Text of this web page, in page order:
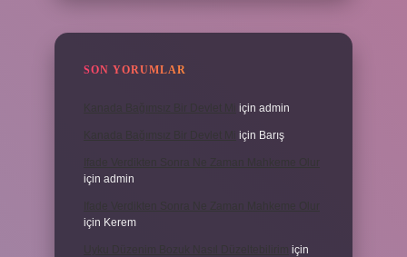
SON YORUMLAR
için admin
için Barış
için admin
için Kerem
için